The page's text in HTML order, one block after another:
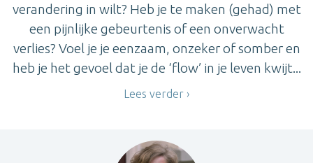
verandering in wilt? Heb je te maken (gehad) met
een pijnlijke gebeurtenis of een onverwacht
verlies? Voel je je eenzaam, onzeker of somber en
heb je het gevoel dat je de ‘flow’ in je leven kwijt...
Lees verder